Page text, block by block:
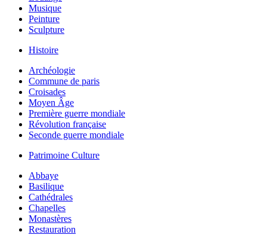
Musique
Peinture
Sculpture
Histoire
Archéologie
Commune de paris
Croisades
Moyen Âge
Première guerre mondiale
Révolution française
Seconde guerre mondiale
Patrimoine Culture
Abbaye
Basilique
Cathédrales
Chapelles
Monastères
Restauration